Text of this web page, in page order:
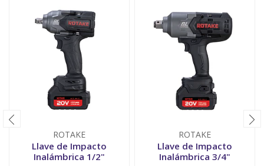
ROTAKE
Llave de Impacto
Inalámbrica 1/2"
ROTAKE
Llave de Impacto
Inalámbrica 3/4"